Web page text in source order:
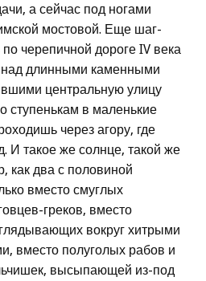
а сейчас под ногами
мостовой. Еще шаг-
черепичной дороге IV века
над длинными каменными
центральную улицу
ступенькам в маленькие
через агору, где
И такое же солнце, такой же
как два с половиной
вместо смуглых
греков, вместо
вокруг хитрыми
вместо полуголых рабов и
высыпающей из-под